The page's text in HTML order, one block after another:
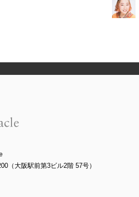
（大阪駅前第3ビル2階 57号）